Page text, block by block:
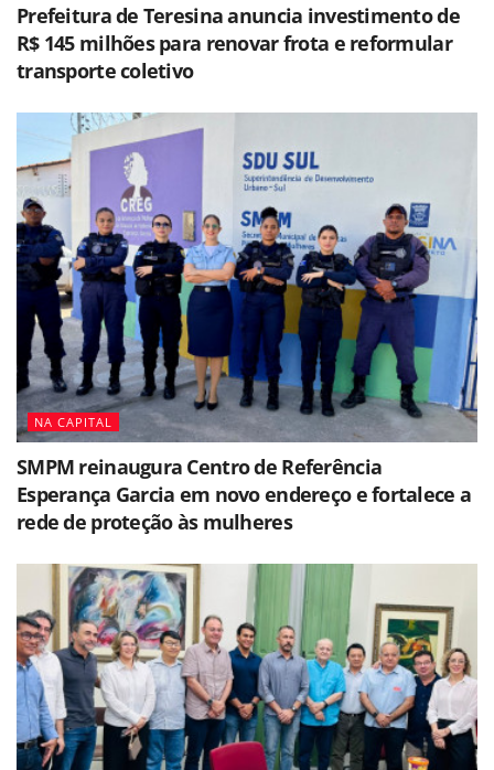
Prefeitura de Teresina anuncia investimento de
R$ 145 milhões para renovar frota e reformular
transporte coletivo
NA CAPITAL
SMPM reinaugura Centro de Referência
Esperança Garcia em novo endereço e fortalece a
rede de proteção às mulheres